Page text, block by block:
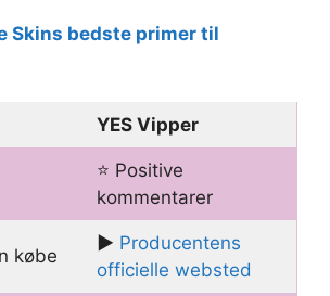
Skins bedste primer til
YES Vipper
⭐️ Positive
kommentarer
købe
▶️ Producentens
officielle websted